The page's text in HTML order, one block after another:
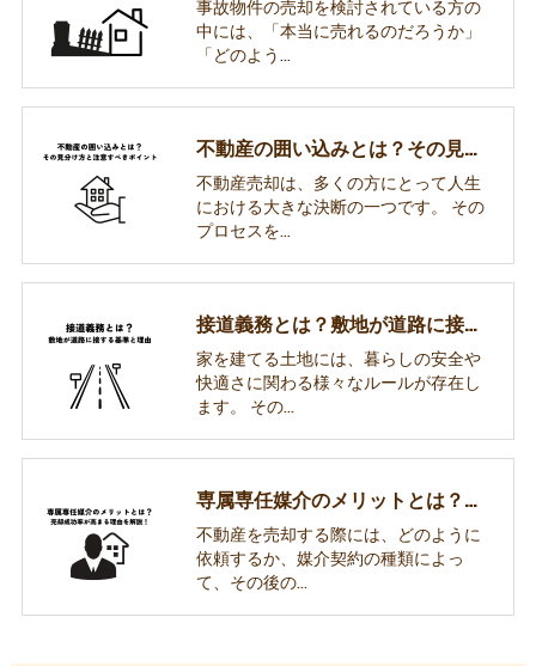
事故物件の売却を検討されている方の
中には、「本当に売れるのだろうか」
「どのよう…
不動産の囲い込みとは？その見分け方と注意すべきポイントを解説！
不動産売却は、多くの方にとって人生
における大きな決断の一つです。 その
プロセスを…
接道義務とは？敷地が道路に接する基準と安全確保の理由
家を建てる土地には、暮らしの安全や
快適さに関わる様々なルールが存在し
ます。 その…
専属専任媒介のメリットとは？不動産会社が積極的になり売却成功率も高まる理由を解説！
不動産を売却する際には、どのように
依頼するか、媒介契約の種類によっ
て、その後の…